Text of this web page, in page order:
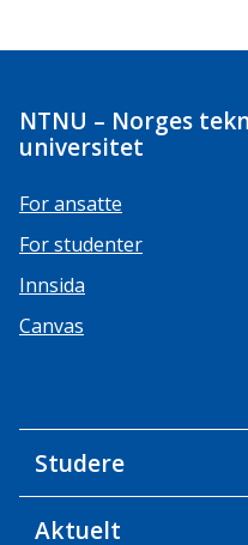
NTNU – Norges
universitet
For ansatte
For studenter
Innsida
Canvas
Studere
Aktuelt